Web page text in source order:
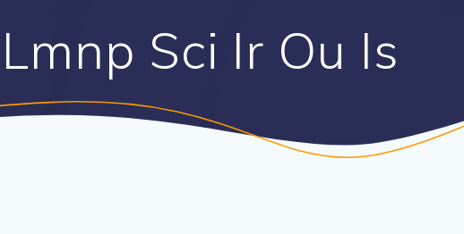
Lmnp Sci Ir Ou Is